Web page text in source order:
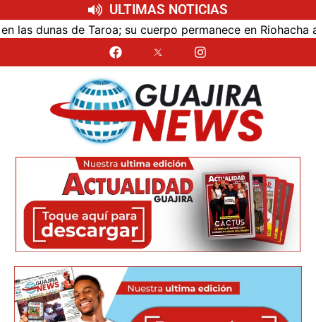
ULTIMAS NOTICIAS
de Taroa; su cuerpo permanece en Riohacha a la